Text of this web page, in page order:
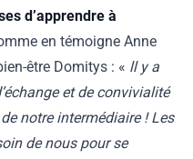
d’apprendre à
en témoigne Anne
être Domitys : « ll y a
et de convivialité
notre intermédiaire ! Les
de nous pour se